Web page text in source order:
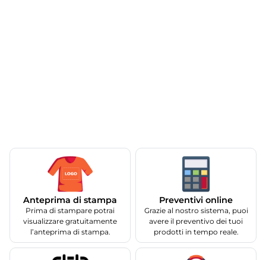
Anteprima di stampa
Prima di stampare potrai
visualizzare gratuitamente
l’anteprima di stampa.
Preventivi online
Grazie al nostro sistema, puoi
avere il preventivo dei tuoi
prodotti in tempo reale.